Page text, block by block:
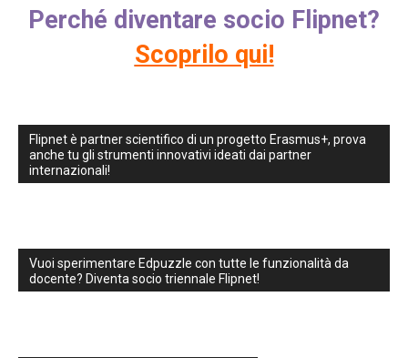
Perché diventare socio Flipnet?
Scoprilo qui!
Flipnet è partner scientifico di un progetto Erasmus+, prova
anche tu gli strumenti innovativi ideati dai partner
internazionali!
Vuoi sperimentare Edpuzzle con tutte le funzionalità da
docente? Diventa socio triennale Flipnet!